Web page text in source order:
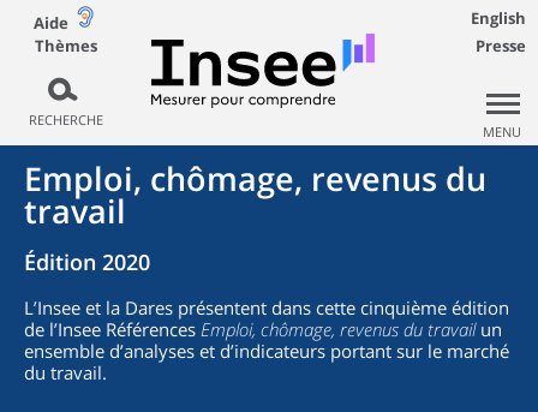
Aide
Thèmes
RECHERCHE
English
Presse
MENU
Emploi, chômage, revenus du
travail
Édition 2020
L’Insee et la Dares présentent dans cette cinquième édition
de l’Insee Références Emploi, chômage, revenus du travailun
ensemble d’analyses et d’indicateurs portant sur le marché
du travail.